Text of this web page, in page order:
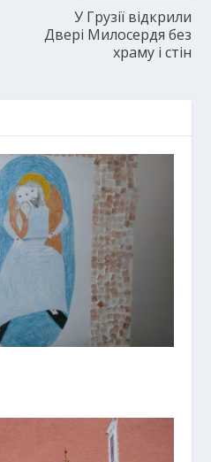
У Грузії відкрили
Двері Милосердя без
храму і стін